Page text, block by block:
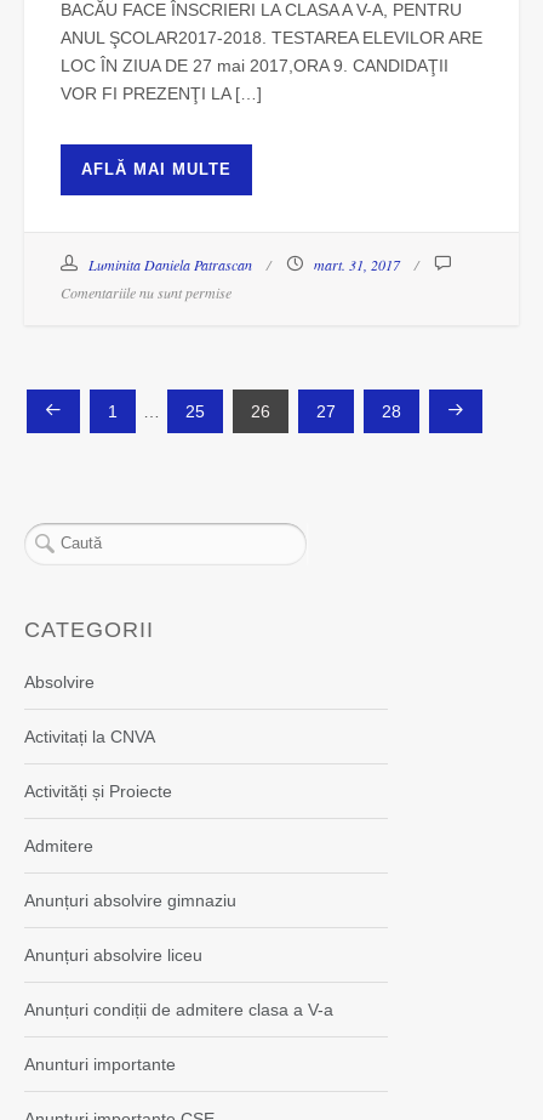
BACĂU FACE ÎNSCRIERI LA CLASA A V-A, PENTRU
ANUL ŞCOLAR2017-2018. TESTAREA ELEVILOR ARE
LOC ÎN ZIUA DE 27 mai 2017,ORA 9. CANDIDAŢII
VOR FI PREZENŢI LA […]
AFLĂ MAI MULTE
Luminita Daniela Patrascan
mart. 31, 2017
Comentariile nu sunt permise
Paginație
1 25 26 27 28
CATEGORII
Absolvire
Activitați la CNVA
Activități și Proiecte
Admitere
Anunțuri absolvire gimnaziu
Anunțuri absolvire liceu
Anunțuri condiții de admitere clasa a V-a
Anunturi importante